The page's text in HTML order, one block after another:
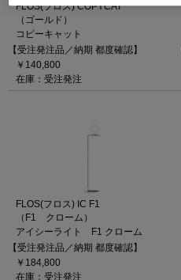
FLOS(フロス) COPYCAT
（ゴールド）
コピーキャット
【受注発注品／納期 都度確認】
￥140,800
在庫：受注発注
FLOS(フロス) IC F1
（F1 クローム）
アイシーライト F1 クローム
【受注発注品／納期 都度確認】
￥184,800
在庫：受注発注